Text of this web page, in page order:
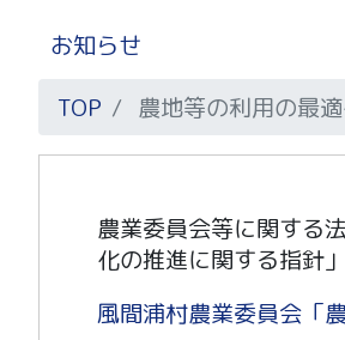
お知らせ
TOP
農地等の利用の最
農業委員会等に関する
化の推進に関する指針
風間浦村農業委員会「